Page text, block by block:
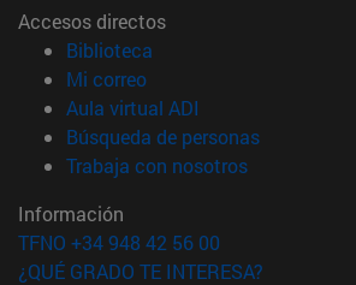
Accesos directos
Biblioteca
Mi correo(abre en nueva ventana)
Aula virtual ADI
Búsqueda de personas(abre en
Trabaja con nosotros(abre en
Información
TFNO +34 948 42 56 00
¿QUÉ GRADO TE INTERESA?